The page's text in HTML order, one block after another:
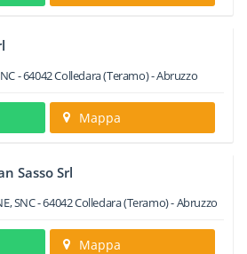
-64042Colledara(Teramo) -Abruzzo
Mappa
Sasso Srl
SNC-64042Colledara(Teramo) -Abruzzo
Mappa